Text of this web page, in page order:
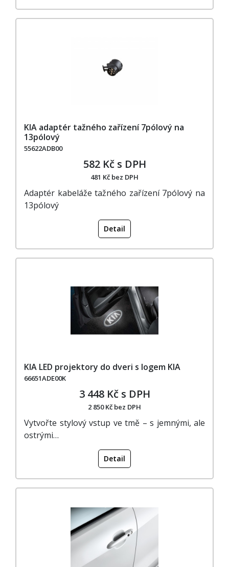
KIA adaptér tažného zařízení 7pólový na
13pólový
55622ADB00
582 Kč s DPH
481 Kč bez DPH
Adaptér kabeláže tažného zařízení 7pólový na
13pólový
Detail
KIA LED projektory do dveri s logem KIA
66651ADE00K
3 448 Kč s DPH
2 850 Kč bez DPH
Vytvořte stylový vstup ve tmě – s jemnými, ale
ostrými…
Detail